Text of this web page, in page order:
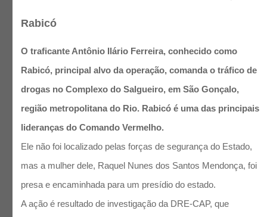
Rabicó
O traficante Antônio Ilário Ferreira, conhecido como
Rabicó, principal alvo da operação, comanda o tráfico de
drogas no Complexo do Salgueiro, em São Gonçalo,
região metropolitana do Rio. Rabicó é uma das principais
lideranças do Comando Vermelho.
Ele não foi localizado pelas forças de segurança do Estado,
mas a mulher dele, Raquel Nunes dos Santos Mendonça, foi
presa e encaminhada para um presídio do estado.
A ação é resultado de investigação da DRE-CAP, que